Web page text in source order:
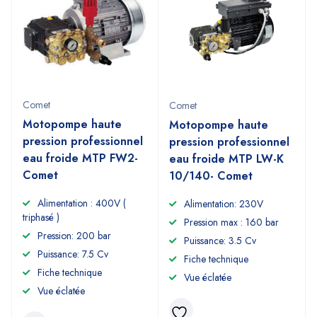
Comet
Motopompe haute
pression professionnel
eau froide MTP FW2-
Comet
Alimentation : 400V (
triphasé )
Pression: 200 bar
Puissance: 7.5 Cv
Fiche technique
Vue éclatée
Comet
Motopompe haute
pression professionnel
eau froide MTP LW-K
10/140- Comet
Alimentation: 230V
Pression max : 160 bar
Puissance: 3.5 Cv
Fiche technique
Vue éclatée